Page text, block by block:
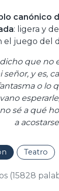
canónico
: ligera y
el juego del
dicho que no
señor, y es,
o lo
sé a qué
a
Teatro
(15828